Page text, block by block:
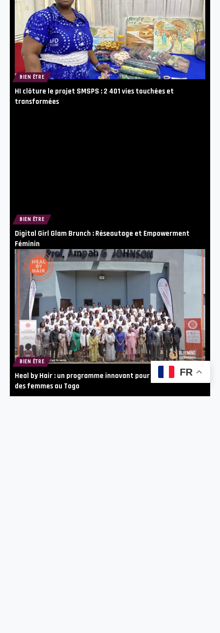
BIEN ÊTRE
HI clôture le projet SMSPS : 2 401 vies touchées et
transformées
BIEN ÊTRE
Digital Girl Glam Brunch : Réseautage et Empowerment
Féminin
BIEN ÊTRE
Heal by Hair : un programme innovant pour la santé mentale
des femmes au Togo
FR